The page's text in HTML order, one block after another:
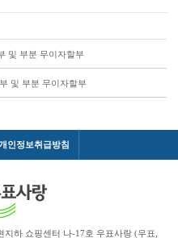
및 부분 무이자할부
및 부분 무이자할부
인정보취급방침
하 쇼핑센터 나-17호 우표사랑 (우표,